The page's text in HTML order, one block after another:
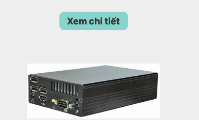
Xem chi tiết